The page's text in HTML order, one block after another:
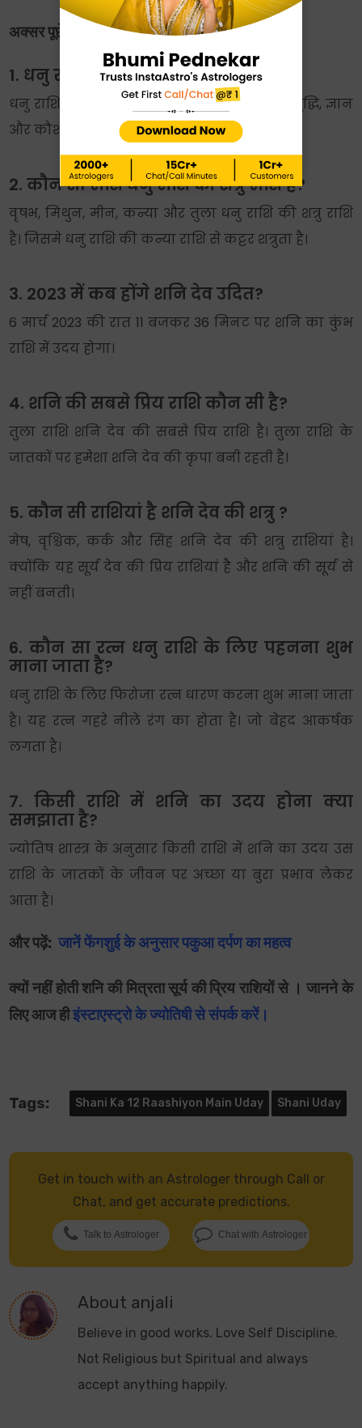
अक्सर पूछे जाने वाले प्रश्न:
1. धनु राशि का स्वामी ग्रह कौन सा है?
धनु राशि का स्वामी ग्रह बृहस्पति है। बृहस्पति को बुद्धि, ज्ञान
और कौशल का देवता कहा जाता है।
2. कौन सी राशि धनु राशि की शत्रु राशि है?
वृषभ, मिथुन, मीन, कन्या और तुला धनु राशि की शत्रु राशि
है। जिसमे धनु राशि की कन्या राशि से कट्टर शत्रुता है।
3. 2023 में कब होंगे शनि देव उदित?
6 मार्च 2023 की रात 11 बजकर 36 मिनट पर शनि का कुंभ
राशि में उदय होगा।
4. शनि की सबसे प्रिय राशि कौन सी है?
तुला राशि शनि देव की सबसे प्रिय राशि है। तुला राशि के
जातकों पर हमेशा शनि देव की कृपा बनी रहती है।
5. कौन सी राशियां है शनि देव की शत्रु ?
मेष, वृश्चिक, कर्क और सिंह शनि देव की शत्रु राशियां है।
क्योंकि यह सूर्य देव की प्रिय राशियां है और शनि की सूर्य से
नहीं बनती।
6. कौन सा रत्न धनु राशि के लिए पहनना शुभ
माना जाता है?
धनु राशि के लिए फिरोजा रत्न धारण करना शुभ माना जाता
है। यह रत्न गहरे नीले रंग का होता है। जो बेहद आकर्षक
लगता है।
7. किसी राशि में शनि का उदय होना क्या
समझाता है?
ज्योतिष शास्त्र के अनुसार किसी राशि में शनि का उदय उस
राशि के जातकों के जीवन पर अच्छा या बुरा प्रभाव लेकर
आता है।
और पढ़ें:जानें फेंगशुई के अनुसार पकुआ दर्पण का महत्व
क्यों नहीं होती शनि की मित्रता सूर्य की प्रिय राशियों से । जानने के
लिए आज हीइंस्टाएस्ट्रो के ज्योतिषी से संपर्क करें।
Tags: Shani Ka 12 Raashiyon Main Uday Shani Uday
Get in touch with an Astrologer through Call or
Chat, and get accurate predictions.
Talk to Astrologer Chat with Astrologer
About anjali
Believe in good works. Love Self Discipline.
Not Religious but Spiritual and always
accept anything happily.